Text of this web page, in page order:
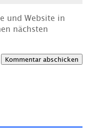
und Website in
nächsten
Kommentar abschicken